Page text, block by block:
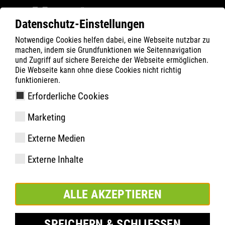
Datenschutz-Einstellungen
Notwendige Cookies helfen dabei, eine Webseite nutzbar zu
machen, indem sie Grundfunktionen wie Seitennavigation
und Zugriff auf sichere Bereiche der Webseite ermöglichen.
Die Webseite kann ohne diese Cookies nicht richtig
funktionieren.
Erforderliche Cookies
Marketing
Externe Medien
Externe Inhalte
ALLE AKZEPTIEREN
ATLAS Company
Inside
ATLAS wird Hauptpartner des Deutschen
Handballbundes